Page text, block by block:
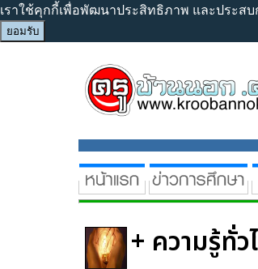
เราใช้คุกกี้เพื่อพัฒนาประสิทธิภาพ และประส
ยอมรับ
+ ความรู้ทั่ว